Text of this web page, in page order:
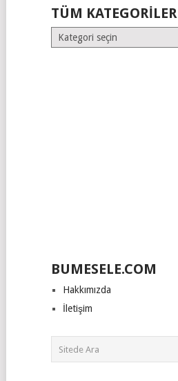
TÜM KATEGORILER
Tüm
Kategoriler
BUMESELE.COM
Hakkımızda
İletişim